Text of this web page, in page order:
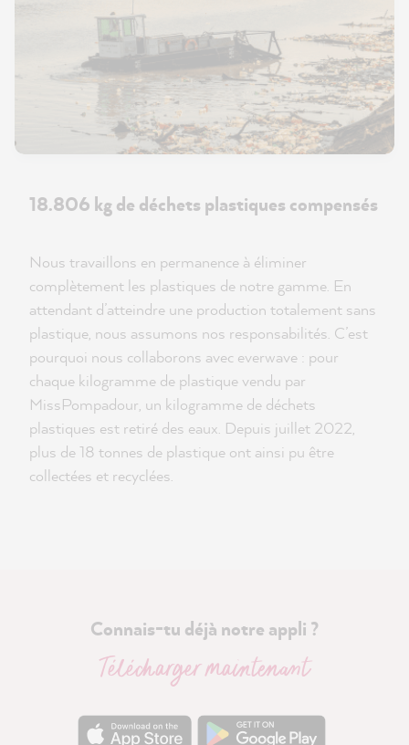
18.806 kg de déchets plastiques compensés
Nous travaillons en permanence à éliminer
complètement les plastiques de notre gamme. En
attendant d’atteindre une production totalement sans
plastique, nous assumons nos responsabilités. C’est
pourquoi nous collaborons avec everwave : pour
chaque kilogramme de plastique vendu par
MissPompadour, un kilogramme de déchets
plastiques est retiré des eaux. Depuis juillet 2022,
plus de 18 tonnes de plastique ont ainsi pu être
collectées et recyclées.
Connais-tu déjà notre appli ?
Télécharger maintenant